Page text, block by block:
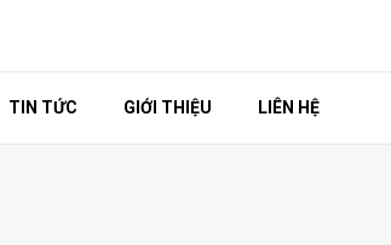
TIN TỨC GIỚI THIỆU LIÊN HỆ